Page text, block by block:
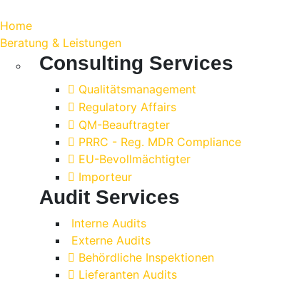
Home
Beratung & Leistungen
Consulting Services
Qualitätsmanagement
Regulatory Affairs
QM-Beauftragter
PRRC - Reg. MDR Compliance
EU-Bevollmächtigter
Importeur
Audit Services
Interne Audits
Externe Audits
Behördliche Inspektionen
Lieferanten Audits